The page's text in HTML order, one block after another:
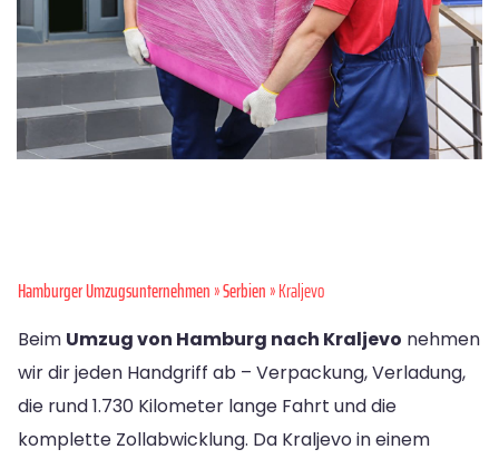
Hamburger Umzugsunternehmen»Serbien» Kraljevo
Beim Umzug von Hamburg nach Kraljevo nehmen
wir dir jeden Handgriff ab – Verpackung, Verladung,
die rund 1.730 Kilometer lange Fahrt und die
komplette Zollabwicklung. Da Kraljevo in einem